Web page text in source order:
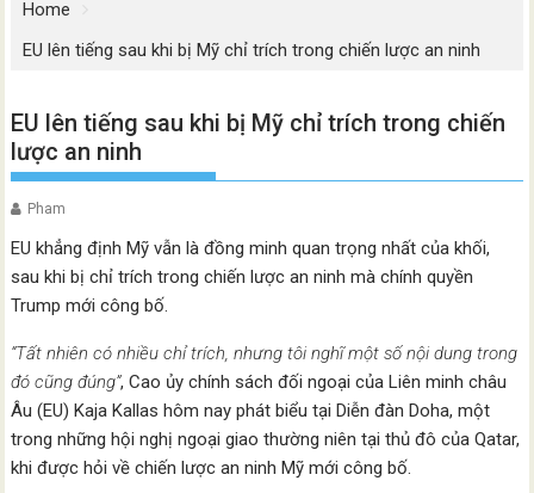
Home
EU lên tiếng sau khi bị Mỹ chỉ trích trong chiến lược an ninh
EU lên tiếng sau khi bị Mỹ chỉ trích trong chiến
lược an ninh
Pham
EU khẳng định Mỹ vẫn là đồng minh quan trọng nhất của khối,
sau khi bị chỉ trích trong chiến lược an ninh mà chính quyền
Trump mới công bố.
“Tất nhiên có nhiều chỉ trích, nhưng tôi nghĩ một số nội dung trong
đó cũng đúng”, Cao ủy chính sách đối ngoại của Liên minh châu
Âu (EU) Kaja Kallas hôm nay phát biểu tại Diễn đàn Doha, một
trong những hội nghị ngoại giao thường niên tại thủ đô của Qatar,
khi được hỏi về chiến lược an ninh Mỹ mới công bố.